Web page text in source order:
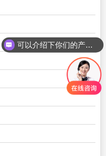
可以介绍下你们的产品么